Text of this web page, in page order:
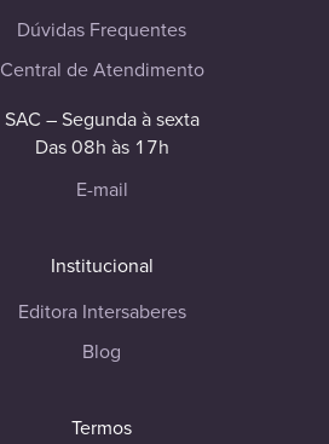
Dúvidas Frequentes
Central de Atendimento
SAC – Segunda à sexta
Das 08h às 17h
E-mail
Institucional
Editora Intersaberes
Blog
Termos